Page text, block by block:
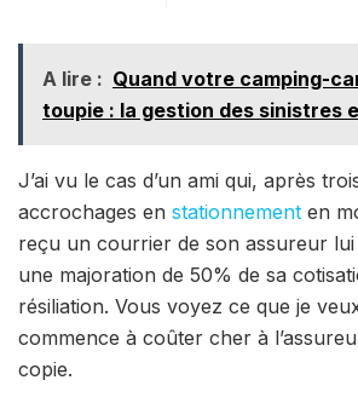
A lire : Quand votre camping-
toupie : la gestion des sinistres
J’ai vu le cas d’un ami qui, après
accrochages en stationnement en
reçu un courrier de son assureur
une majoration de 50% de sa
résiliation. Vous voyez ce que je
commence à coûter cher à
copie.